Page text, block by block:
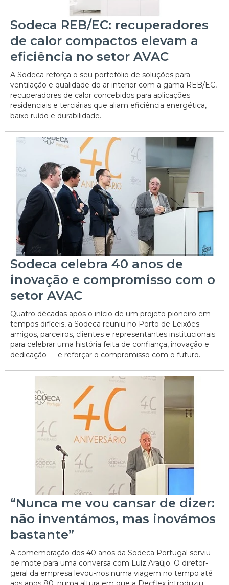
Sodeca REB/EC: recuperadores
de calor compactos elevam a
eficiência no setor AVAC
A Sodeca reforça o seu portefólio de soluções para
ventilação e qualidade do ar interior com a gama REB/EC,
recuperadores de calor concebidos para aplicações
residenciais e terciárias que aliam eficiência energética,
baixo ruído e durabilidade.
Sodeca celebra 40 anos de
inovação e compromisso com o
setor AVAC
Quatro décadas após o início de um projeto pioneiro em
tempos difíceis, a Sodeca reuniu no Porto de Leixões
amigos, parceiros, clientes e representantes institucionais
para celebrar uma história feita de confiança, inovação e
dedicação — e reforçar o compromisso com o futuro.
“Nunca me vou cansar de dizer:
não inventámos, mas inovámos
bastante”
A comemoração dos 40 anos da Sodeca Portugal serviu
de mote para uma conversa com Luíz Araújo. O diretor-
geral da empresa levou-nos numa viagem no tempo até